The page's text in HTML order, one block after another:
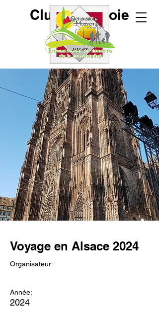
Club de la Joie
Voyage en Alsace 2024
Organisateur:
Année:
2024